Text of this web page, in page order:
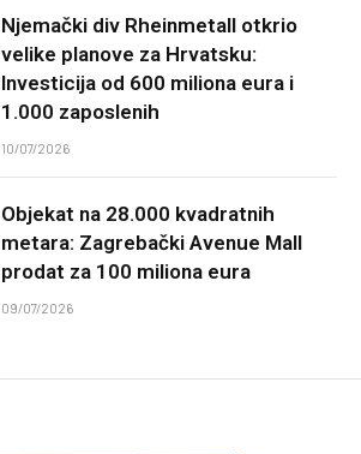
Njemački div Rheinmetall otkrio
velike planove za Hrvatsku:
Investicija od 600 miliona eura i
1.000 zaposlenih
10/07/2026
Objekat na 28.000 kvadratnih
metara: Zagrebački Avenue Mall
prodat za 100 miliona eura
09/07/2026